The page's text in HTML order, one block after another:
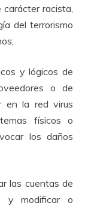
carácter racista,
del terrorismo
y lógicos de
o de
en la red virus
físicos o
los daños
las cuentas de
y modificar o